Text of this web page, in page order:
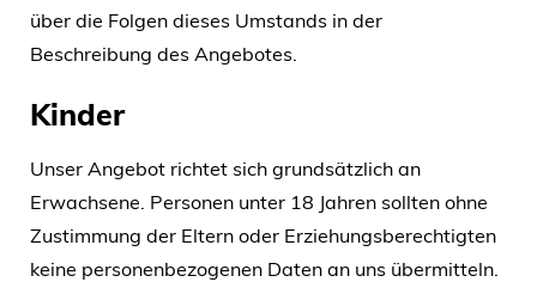
über die Folgen dieses Umstands in der
Beschreibung des Angebotes.
Kinder
Unser Angebot richtet sich grundsätzlich an
Erwachsene. Personen unter 18 Jahren sollten ohne
Zustimmung der Eltern oder Erziehungsberechtigten
keine personenbezogenen Daten an uns übermitteln.